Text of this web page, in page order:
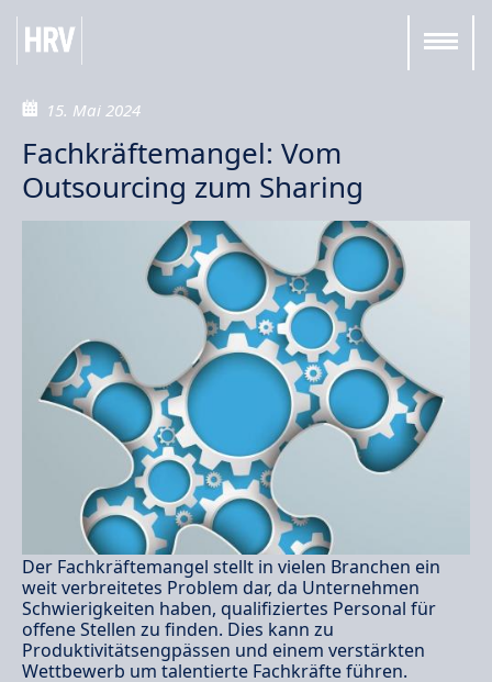
15. Mai 2024
Fachkräftemangel: Vom
Outsourcing zum Sharing
Der Fachkräftemangel stellt in vielen Branchen ein
weit verbreitetes Problem dar, da Unternehmen
Schwierigkeiten haben, qualifiziertes Personal für
offene Stellen zu finden. Dies kann zu
Produktivitätsengpässen und einem verstärkten
Wettbewerb um talentierte Fachkräfte führen.